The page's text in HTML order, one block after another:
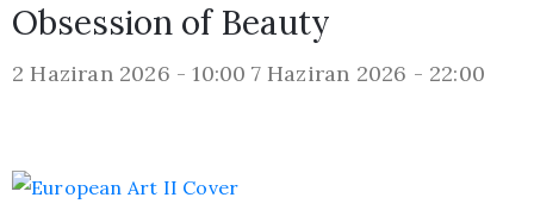
Obsession of Beauty
2 Haziran 2026 - 10:00 7 Haziran 2026 - 22:00